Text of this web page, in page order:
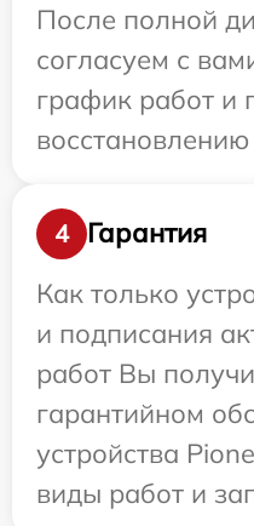
После полной
согласуем с
график работ и
восстановлению
4
Гарантия
Как только
и подписания
работ Вы
гарантийном
устройства
виды работ и